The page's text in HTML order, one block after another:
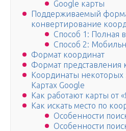
Google карты
Поддерживаемый
конвертирование
Способ 1: Полная
Способ 2:
Формат координат
Формат представления
Координаты некоторых
Картах Google
Как работают карты от
Как искать место по
Особенности
Особенности